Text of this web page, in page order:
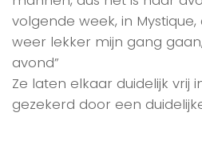
volgende week, in
weer lekker mijn gang
avond”
Ze laten elkaar duidelijk vrij
gezekerd door een